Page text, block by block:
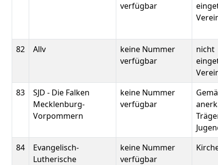
verfügbar
82 Allv
keine Nummer
verfügbar
nicht
83
SJD - Die Falken
Mecklenburg-
Vorpommern
keine Nummer
verfügbar
84
Evangelisch-
Lutherische
keine Nummer
verfügbar